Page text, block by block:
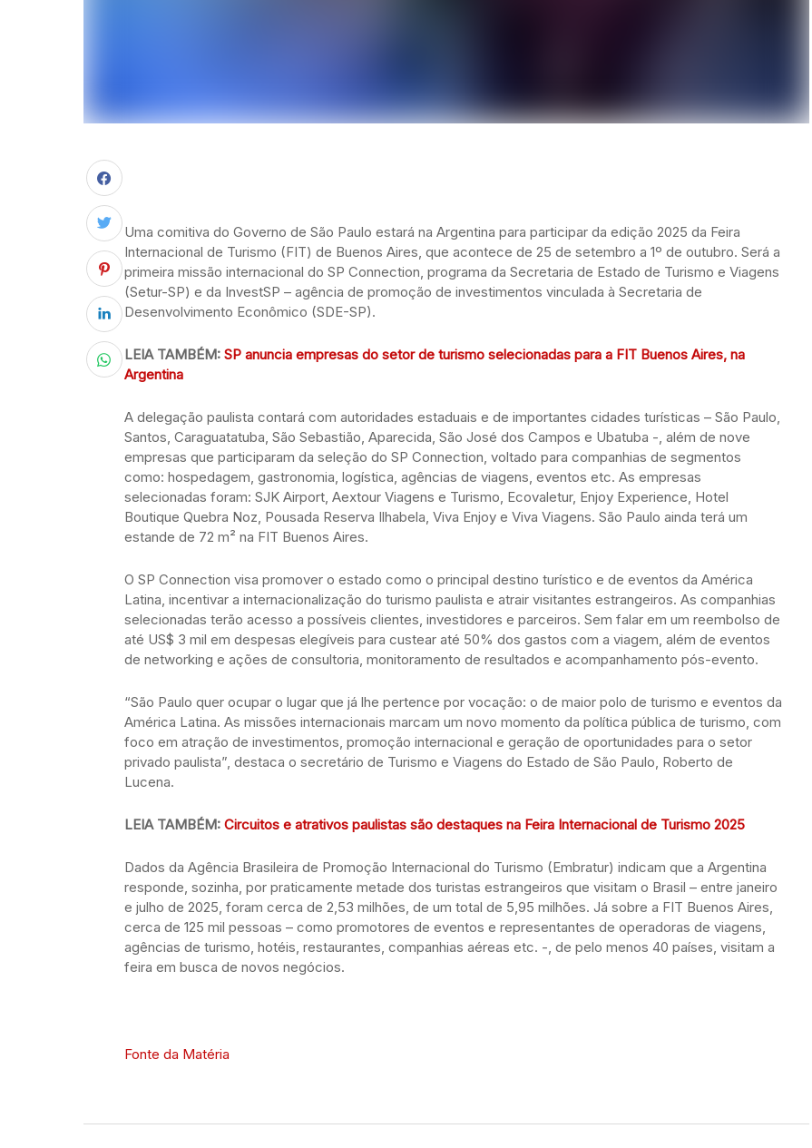
Uma comitiva do Governo de São Paulo estará na Argentina para participar da edição 2025 da Feira
Internacional de Turismo (FIT) de Buenos Aires, que acontece de 25 de setembro a 1º de outubro. Será a
primeira missão internacional do SP Connection, programa da Secretaria de Estado de Turismo e Viagens
(Setur-SP) e da InvestSP – agência de promoção de investimentos vinculada à Secretaria de
Desenvolvimento Econômico (SDE-SP).
LEIA TAMBÉM: SP anuncia empresas do setor de turismo selecionadas para a FIT Buenos Aires, na
Argentina
A delegação paulista contará com autoridades estaduais e de importantes cidades turísticas – São Paulo,
Santos, Caraguatatuba, São Sebastião, Aparecida, São José dos Campos e Ubatuba -, além de nove
empresas que participaram da seleção do SP Connection, voltado para companhias de segmentos
como: hospedagem, gastronomia, logística, agências de viagens, eventos etc. As empresas
selecionadas foram: SJK Airport, Aextour Viagens e Turismo, Ecovaletur, Enjoy Experience, Hotel
Boutique Quebra Noz, Pousada Reserva Ilhabela, Viva Enjoy e Viva Viagens. São Paulo ainda terá um
estande de 72 m² na FIT Buenos Aires.
O SP Connection visa promover o estado como o principal destino turístico e de eventos da América
Latina, incentivar a internacionalização do turismo paulista e atrair visitantes estrangeiros. As companhias
selecionadas terão acesso a possíveis clientes, investidores e parceiros. Sem falar em um reembolso de
até US$ 3 mil em despesas elegíveis para custear até 50% dos gastos com a viagem, além de eventos
de networking e ações de consultoria, monitoramento de resultados e acompanhamento pós-evento.
“São Paulo quer ocupar o lugar que já lhe pertence por vocação: o de maior polo de turismo e eventos da
América Latina. As missões internacionais marcam um novo momento da política pública de turismo, com
foco em atração de investimentos, promoção internacional e geração de oportunidades para o setor
privado paulista”, destaca o secretário de Turismo e Viagens do Estado de São Paulo, Roberto de
Lucena.
LEIA TAMBÉM: Circuitos e atrativos paulistas são destaques na Feira Internacional de Turismo 2025
Dados da Agência Brasileira de Promoção Internacional do Turismo (Embratur) indicam que a Argentina
responde, sozinha, por praticamente metade dos turistas estrangeiros que visitam o Brasil – entre janeiro
e julho de 2025, foram cerca de 2,53 milhões, de um total de 5,95 milhões. Já sobre a FIT Buenos Aires,
cerca de 125 mil pessoas – como promotores de eventos e representantes de operadoras de viagens,
agências de turismo, hotéis, restaurantes, companhias aéreas etc. -, de pelo menos 40 países, visitam a
feira em busca de novos negócios.
Fonte da Matéria